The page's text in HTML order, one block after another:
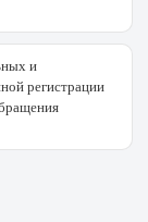
и
регистрации